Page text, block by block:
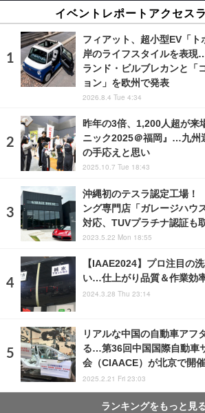
イベントレポートアクセス
フィアット、超小型EV「
岸のライフスタイルを表現
ランド・ビルブレカンと「
ョン」を欧州で発表
2026.8.4 Tue 4:34
昨年の3倍、1,200人超が来
ニック2025＠福岡』…九州
の手応えと思い
2025.10.7 Tue 18:43
沖縄初のテスラ認定工場！
ング専門店「ガレージハウ
対応、TUVプラチナ認証も
2023.5.22 Mon 18:55
【IAAE2024】プロ注目の
い…仕上がり品質＆作業効
2024.3.28 Thu 23:14
リアルな中国の自動車アフ
る…第36回中国国際自動車
会（CIAACE）が北京で開催
2025.2.21 Fri 23:03
ランキングをもっと見